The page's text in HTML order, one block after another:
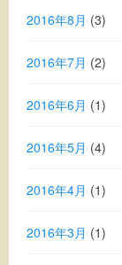
2016年8月 (3)
2016年7月 (2)
2016年6月 (1)
2016年5月 (4)
2016年4月 (1)
2016年3月 (1)